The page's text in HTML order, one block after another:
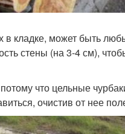
кладке, может быть
стены (на 3-4 см),
что цельные
очистив от нее